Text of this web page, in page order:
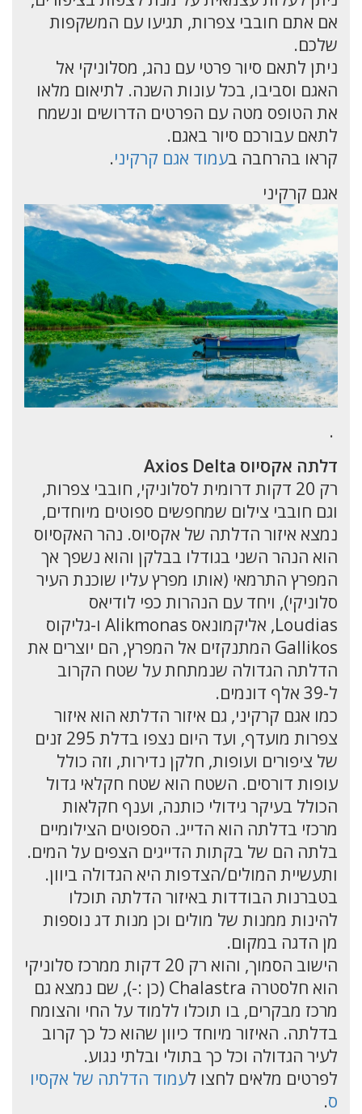
אם אתם חובבי צפרות, תגיעו עם המשקפות
שלכם.
ניתן לתאם סיור פרטי עם נהג, מסלוניקי אל
האגם וסביבו, בכל עונות השנה. לתיאום מלאו
את הטופס מטה עם הפרטים הדרושים ונשמח
לתאם עבורכם סיור באגם.
קראו בהרחבה בעמוד אגם קרקיני.
אגם קרקיני
.
דלתה אקסיוס Axios Delta
רק 20 דקות דרומית לסלוניקי, חובבי צפרות,
וגם חובבי צילום שמחפשים ספוטים מיוחדים,
נמצא איזור הדלתה של אקסיוס. נהר האקסיוס
הוא הנהר השני בגודלו בבלקן והוא נשפך אך
המפרץ התרמאי (אותו מפרץ עליו שוכנת העיר
סלוניקי), ויחד עם הנהרות כפי לודיאס
Loudias, אליקמונאס Alikmonas ו-גליקוס
Gallikos המתנקזים אל המפרץ, הם יוצרים את
הדלתה הגדולה שנמתחת על שטח הקרוב
ל-39 אלף דונמים.
כמו אגם קרקיני, גם איזור הדלתא הוא איזור
צפרות מועדף, ועד היום נצפו בדלת 295 זנים
של ציפורים ועופות, חלקן נדירות, וזה כולל
עופות דורסים. השטח הוא שטח חקלאי גדול
הכולל בעיקר גידולי כותנה, וענף חקלאות
מרכזי בדלתה הוא הדייג. הספוטים הצילומיים
בלתה הם של בקתות הדייגים הצפים על המים.
ותעשיית המולים/הצדפות היא הגדולה ביוון.
בטברנות הבודדות באיזור הדלתה תוכלו
להינות ממנות של מולים וכן מנות דג נוספות
מן הדגה במקום.
הישוב הסמוך, והוא רק 20 דקות ממרכז סלוניקי
הוא חלסטרה Chalastra (כן :-), שם נמצא גם
מרכז מבקרים, בו תוכלו ללמוד על החי והצומח
בדלתה. האיזור מיוחד כיוון שהוא כל כך קרוב
לעיר הגדולה וכל כך בתולי ובלתי נגוע.
לפרטים מלאים לחצו לעמוד הדלתה של אקסיו
ס.